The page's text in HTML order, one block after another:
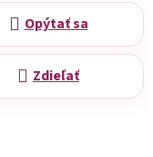
Opýtať sa
Zdieľať